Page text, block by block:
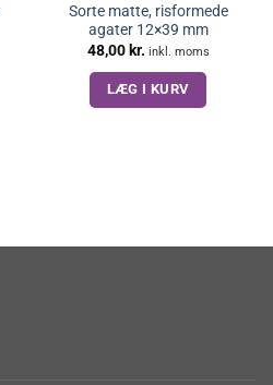
Sorte matte, risformede
agater 12×39 mm
48,00 kr. inkl. moms
LÆG I KURV